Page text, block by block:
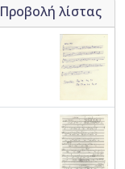
Προβολή λίστας